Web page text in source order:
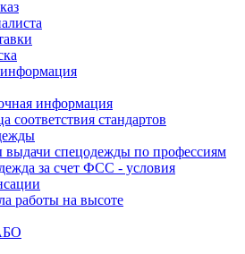
информация
соответствия стандартов
спецодежды по профессиям
за счет ФСС - условия
работы на высоте